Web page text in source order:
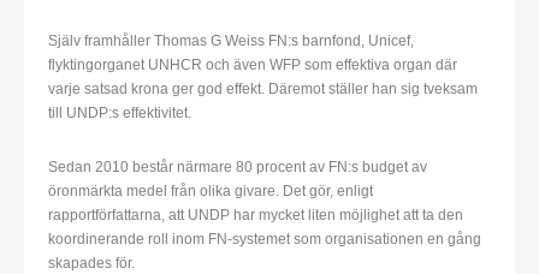
Själv framhåller Thomas G Weiss FN:s barnfond, Unicef,
flyktingorganet UNHCR och även WFP som effektiva organ där
varje satsad krona ger god effekt. Däremot ställer han sig tveksam
till UNDP:s effektivitet.
Sedan 2010 består närmare 80 procent av FN:s budget av
öronmärkta medel från olika givare. Det gör, enligt
rapportförfattarna, att UNDP har mycket liten möjlighet att ta den
koordinerande roll inom FN-systemet som organisationen en gång
skapades för.